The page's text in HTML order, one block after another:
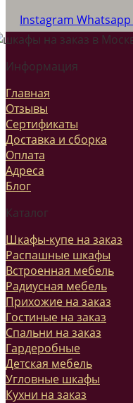
Instagram Whatsapp
Информация
Главная
Отзывы
Сертификаты
Доставка и сборка
Оплата
Адреса
Блог
Каталог
Шкафы-купе на заказ
Распашные шкафы
Встроенная мебель
Радиусная мебель
Прихожие на заказ
Гостиные на заказ
Спальни на заказ
Гардеробные
Детская мебель
Угловные шкафы
Кухни на заказ